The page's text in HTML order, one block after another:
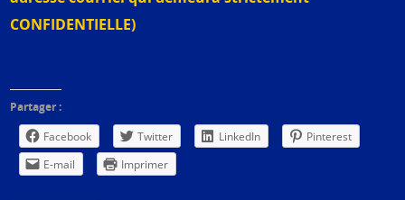
CONFIDENTIELLE)
Partager :
Facebook
Twitter LinkedIn
Pinterest
E-mail
Imprimer